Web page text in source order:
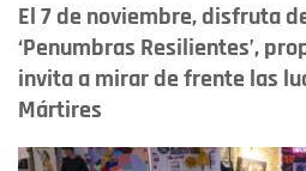
El 7 de noviembre, disfruta
‘Penumbras Resilientes’,
invita a mirar de frente las
Mártires